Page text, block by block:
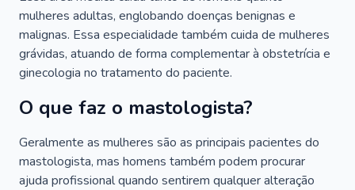
mulheres adultas, englobando doenças benignas e
malignas. Essa especialidade também cuida de mulheres
grávidas, atuando de forma complementar à obstetrícia e
ginecologia no tratamento do paciente.
O que faz o mastologista?
Geralmente as mulheres são as principais pacientes do
mastologista, mas homens também podem procurar
ajuda profissional quando sentirem qualquer alteração